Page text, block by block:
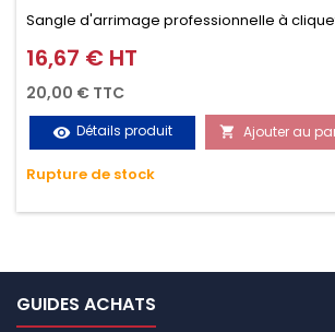
Sangle d'arrimage professionnelle à
avec crochet S en 2 parties (2.0M + 0.2M /
rapide d'utilisation. Permet d'arrimer et de
vos chargements pendant le transport.
très résistante aux UV et aux variations de
n'absorbe pas l'eau.
Prix
16,67 € HT
20,00 € TTC
visibility Détails produit  Ajouter au
Rupture de stock
GUIDES ACHATS